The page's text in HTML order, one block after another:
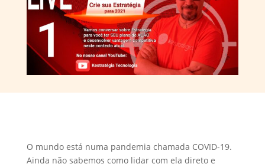
O mundo está numa pandemia chamada COVID-19.
Ainda não sabemos como lidar com ela direto e